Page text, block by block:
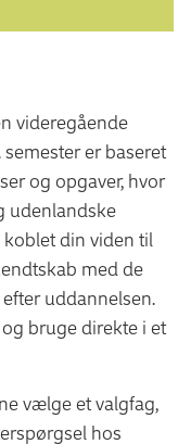
videregående
semester er baseret
og opgaver, hvor
udenlandske
din viden til
med de
uddannelsen.
bruge direkte i et
vælge et valgfag,
hos